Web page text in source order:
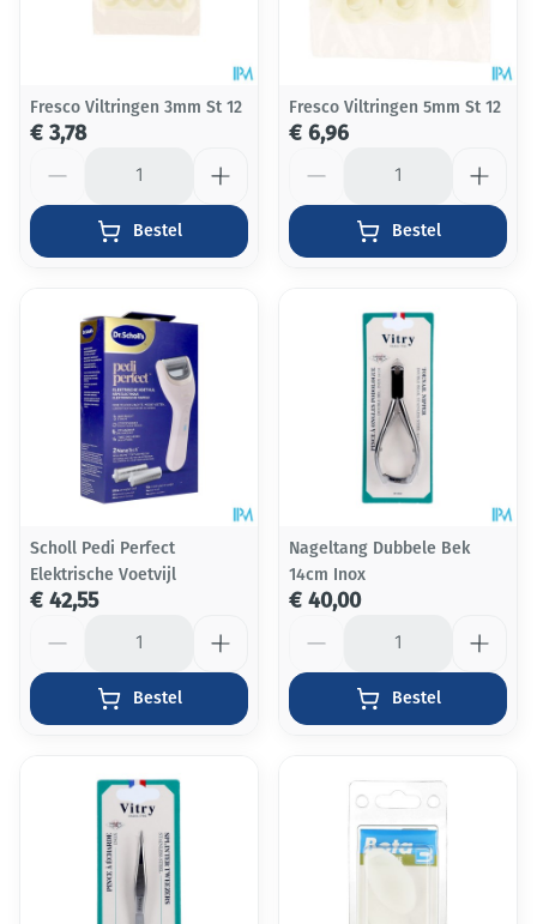
Fresco Viltringen 3mm St 12
€ 3,78
Bestel
Fresco Viltringen 5mm St 12
€ 6,96
Bestel
Scholl Pedi Perfect
Elektrische Voetvijl
€ 42,55
Bestel
Nageltang Dubbele Bek
14cm Inox
€ 40,00
Bestel